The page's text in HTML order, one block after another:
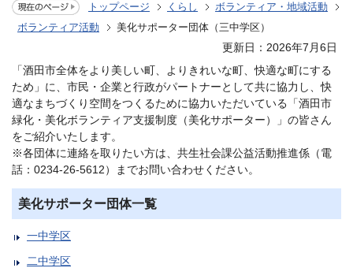
トップページ くらし
ボランティア・地域活動
ボランティア活動
美化サポーター団体（三中学区）
更新日：2026年7月6日
「酒田市全体をより美しい町、よりきれいな町、快適な町にする
ため」に、市民・企業と行政がパートナーとして共に協力し、快
適なまちづくり空間をつくるために協力いただいている「酒田市
緑化・美化ボランティア支援制度（美化サポーター）」の皆さん
をご紹介いたします。
※各団体に連絡を取りたい方は、共生社会課公益活動推進係（電
話：0234-26-5612）までお問い合わせください。
美化サポーター団体一覧
一中学区
二中学区